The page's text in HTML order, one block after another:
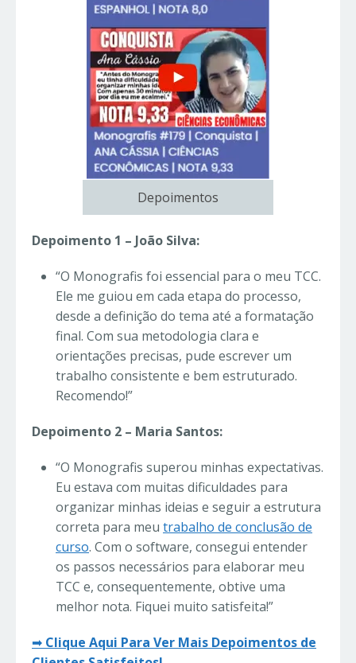
Depoimentos
Depoimento 1 – João Silva:
“O Monografis foi essencial para o meu TCC.
Ele me guiou em cada etapa do processo,
desde a definição do tema até a formatação
final. Com sua metodologia clara e
orientações precisas, pude escrever um
trabalho consistente e bem estruturado.
Recomendo!”
Depoimento 2 – Maria Santos:
“O Monografis superou minhas expectativas.
Eu estava com muitas dificuldades para
organizar minhas ideias e seguir a estrutura
correta para meu trabalho de conclusão de
curso. Com o software, consegui entender
os passos necessários para elaborar meu
TCC e, consequentemente, obtive uma
melhor nota. Fiquei muito satisfeita!”
➡ Clique Aqui Para Ver Mais Depoimentos de